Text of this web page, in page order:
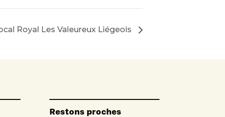
Royal Les Valeureux Liégeois
Restons proches